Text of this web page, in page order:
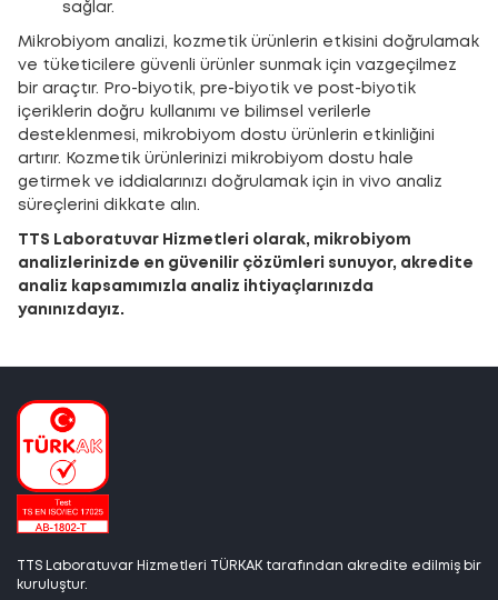
sağlar.
Mikrobiyom analizi, kozmetik ürünlerin etkisini doğrulamak
ve tüketicilere güvenli ürünler sunmak için vazgeçilmez
bir araçtır. Pro-biyotik, pre-biyotik ve post-biyotik
içeriklerin doğru kullanımı ve bilimsel verilerle
desteklenmesi, mikrobiyom dostu ürünlerin etkinliğini
artırır. Kozmetik ürünlerinizi mikrobiyom dostu hale
getirmek ve iddialarınızı doğrulamak için in vivo analiz
süreçlerini dikkate alın.
TTS Laboratuvar Hizmetleri olarak, mikrobiyom
analizlerinizde en güvenilir çözümleri sunuyor, akredite
analiz kapsamımızla analiz ihtiyaçlarınızda
yanınızdayız.
TTS Laboratuvar Hizmetleri TÜRKAK tarafından akredite edilmiş bir
kuruluştur.